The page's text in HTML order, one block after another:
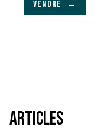
VENDRE →
Articles